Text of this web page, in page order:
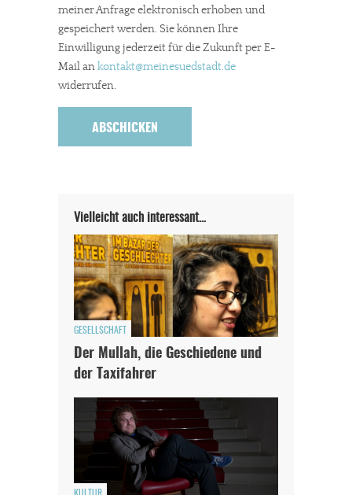
meiner Anfrage elektronisch erhoben und
gespeichert werden. Sie können Ihre
Einwilligung jederzeit für die Zukunft per E-
Mail ankontakt@meinesuedstadt.de
widerrufen.
Vielleicht auch interessant…
GESELLSCHAFT
Der Mullah, die Geschiedene und
der Taxifahrer
KULTUR